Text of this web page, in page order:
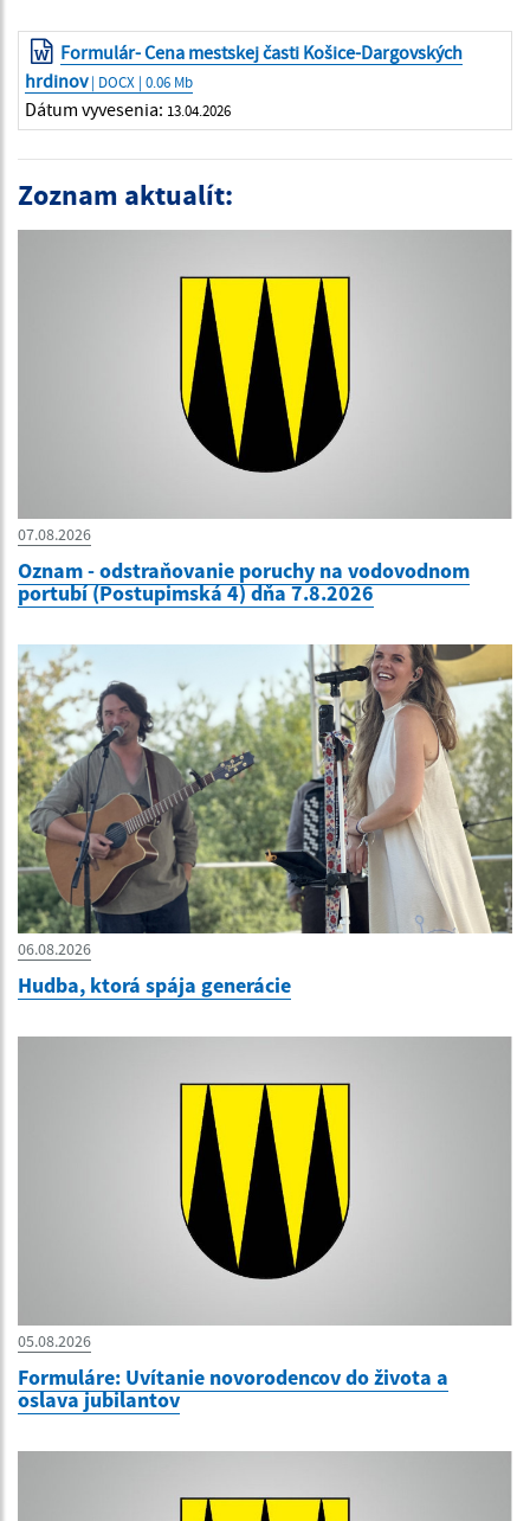
Formulár- Cena mestskej časti Košice-Dargovských
hrdinov| DOCX | 0.06 Mb
Dátum vyvesenia: 13.04.2026
Zoznam aktualít:
07.08.2026
Oznam - odstraňovanie poruchy na vodovodnom
portubí (Postupimská 4) dňa 7.8.2026
06.08.2026
Hudba, ktorá spája generácie
05.08.2026
Formuláre: Uvítanie novorodencov do života a
oslava jubilantov